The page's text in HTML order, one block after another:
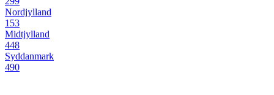
Nordjylland
153
Midtjylland
448
Syddanmark
490